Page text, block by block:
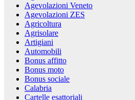
Agevolazioni Veneto
Agevolazioni ZES
Agricoltura
Agrisolare
Artigiani
Automobili
Bonus affitto
Bonus moto
Bonus sociale
Calabria
Cartelle esattoriali